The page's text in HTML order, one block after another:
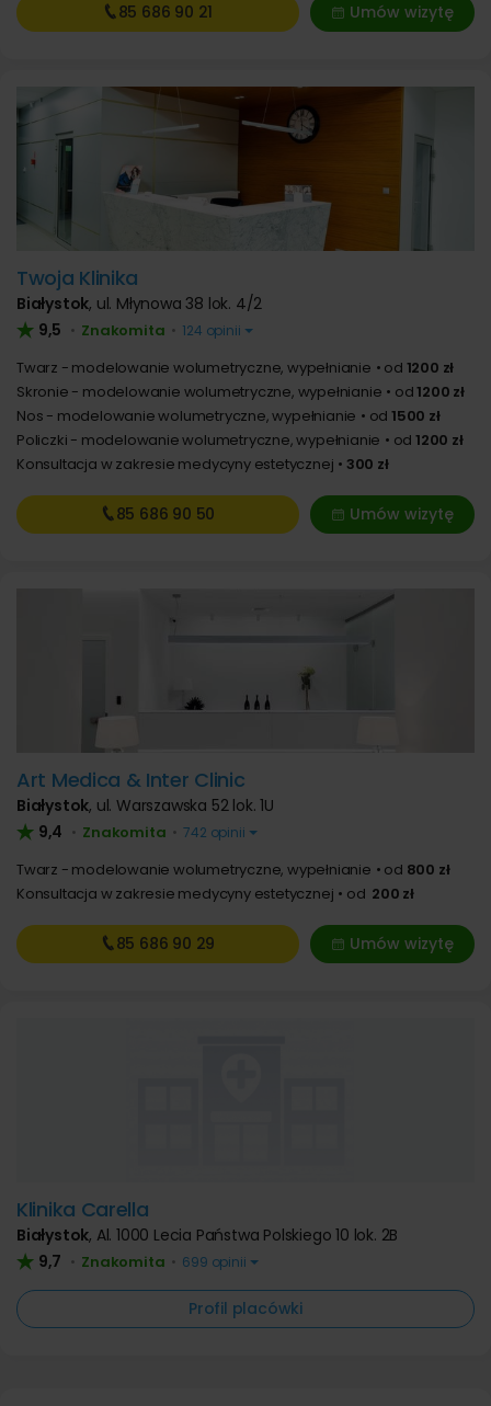
Umów wizytę
85 686 90 21
Twoja Klinika
Białystok, ul. Młynowa 38 lok. 4/2
9,5 • Znakomita • 124 opinii
Twarz - modelowanie wolumetryczne, wypełnianie od 1200 zł
Skronie - modelowanie wolumetryczne, wypełnianie
od1200 zł
Nos - modelowanie wolumetryczne, wypełnianie
od 1500 zł
Policzki - modelowanie wolumetryczne, wypełnianie
od 1200 zł
Konsultacja w zakresie medycyny estetycznej
300 zł
Umów wizytę
85 686 90 50
Art Medica & Inter Clinic
Białystok, ul. Warszawska 52 lok. 1U
9,4 • Znakomita • 742 opinii
Twarz - modelowanie wolumetryczne, wypełnianie od 800 zł
Konsultacja w zakresie medycyny estetycznej
od 200 zł
Umów wizytę
85 686 90 29
Klinika Carella
Białystok, Al. 1000 Lecia Państwa Polskiego 10 lok. 2B
9,7 • Znakomita • 699 opinii
Profil placówki